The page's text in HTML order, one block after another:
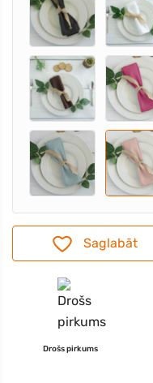
Saglabāt
Drošs pirkums